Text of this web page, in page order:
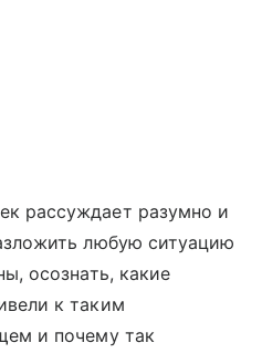
рассуждает разумно и
любую ситуацию
осознать, какие
к таким
и почему так